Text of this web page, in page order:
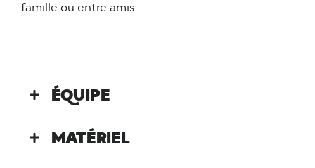
famille ou entre amis.
ÉQUIPE
MATÉRIEL